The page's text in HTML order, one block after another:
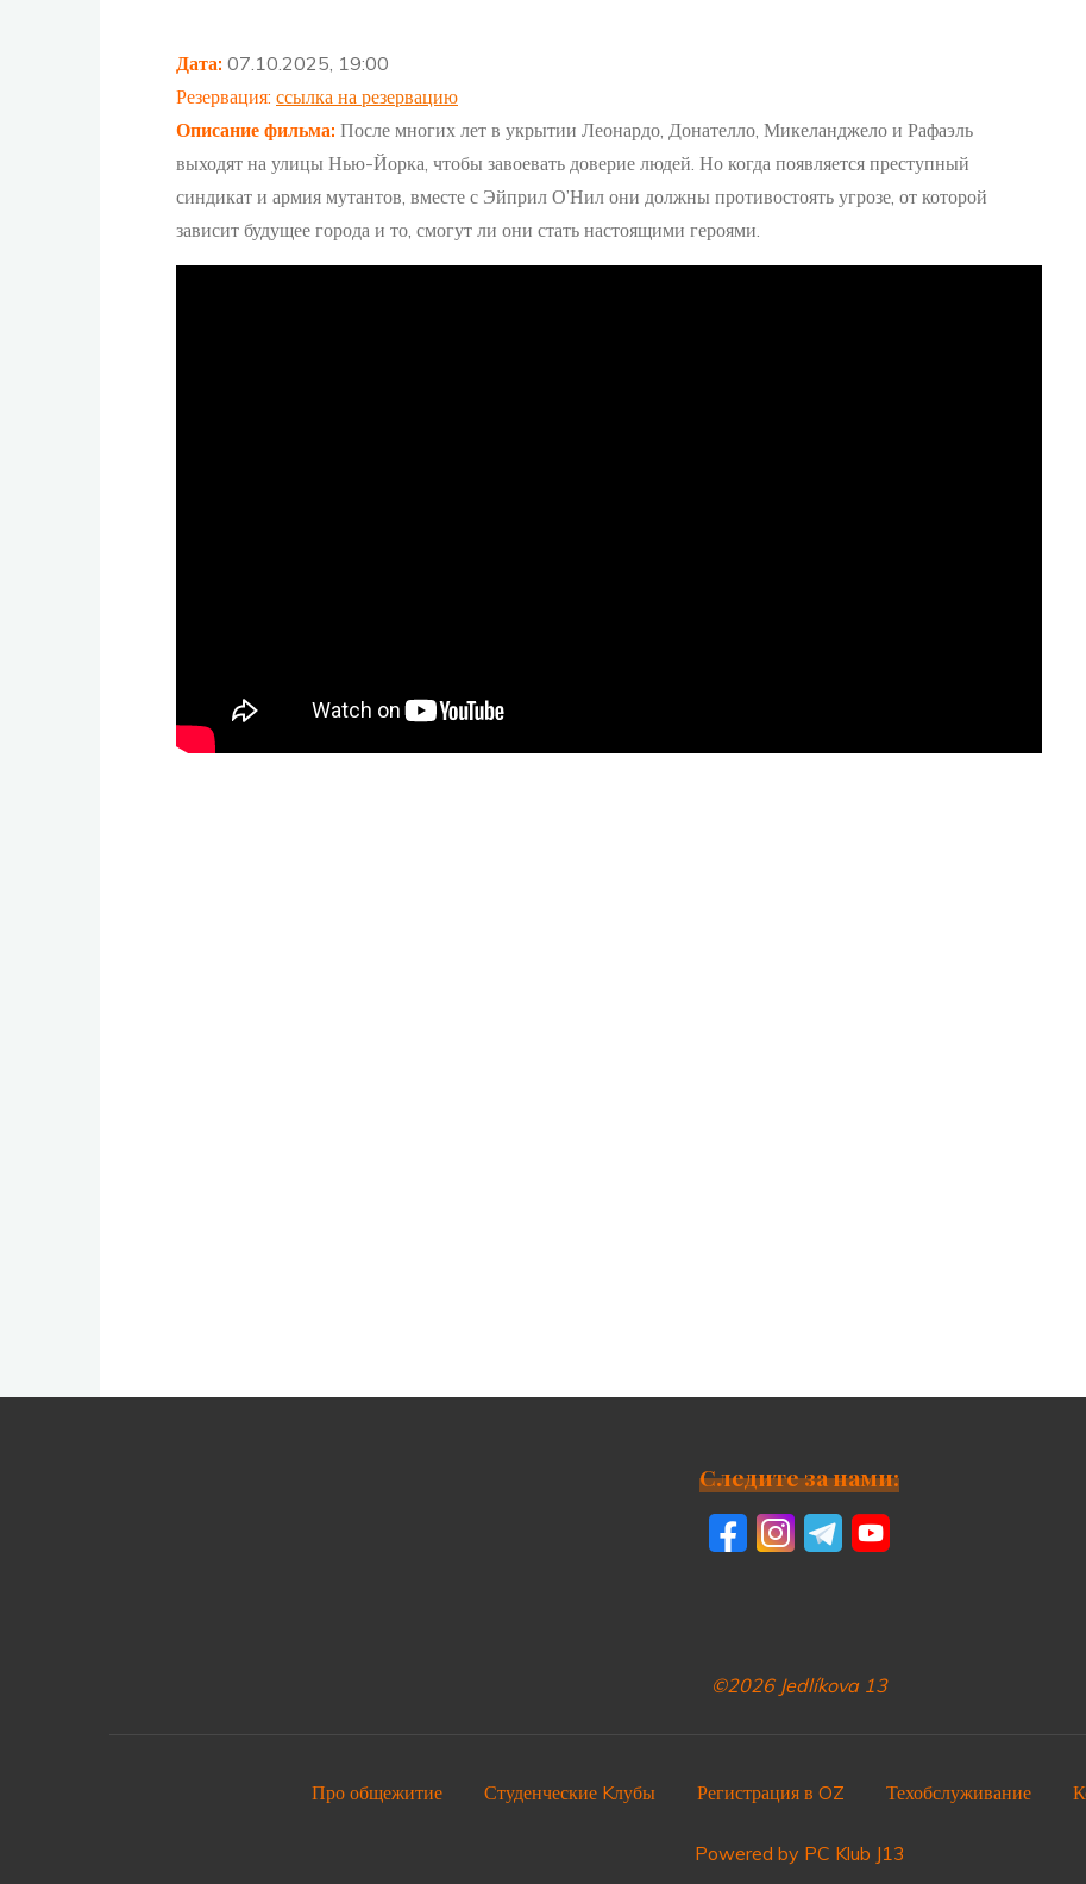
Дата: 07.10.2025, 19:00
Резервация: ссылка на резервацию
Описание фильма: После многих лет в укрытии Леонардо, Донателло, Микеланджело и Рафаэль
выходят на улицы Нью-Йорка, чтобы завоевать доверие людей. Но когда появляется преступный
синдикат и армия мутантов, вместе с Эйприл О’Нил они должны противостоять угрозе, от которой
зависит будущее города и то, смогут ли они стать настоящими героями.
Следите за нами:
©2026 Jedlíkova 13
Про общежитие Студенческие Kлубы Регистрация в OZ Техобслуживание
Powered by PC Klub J13